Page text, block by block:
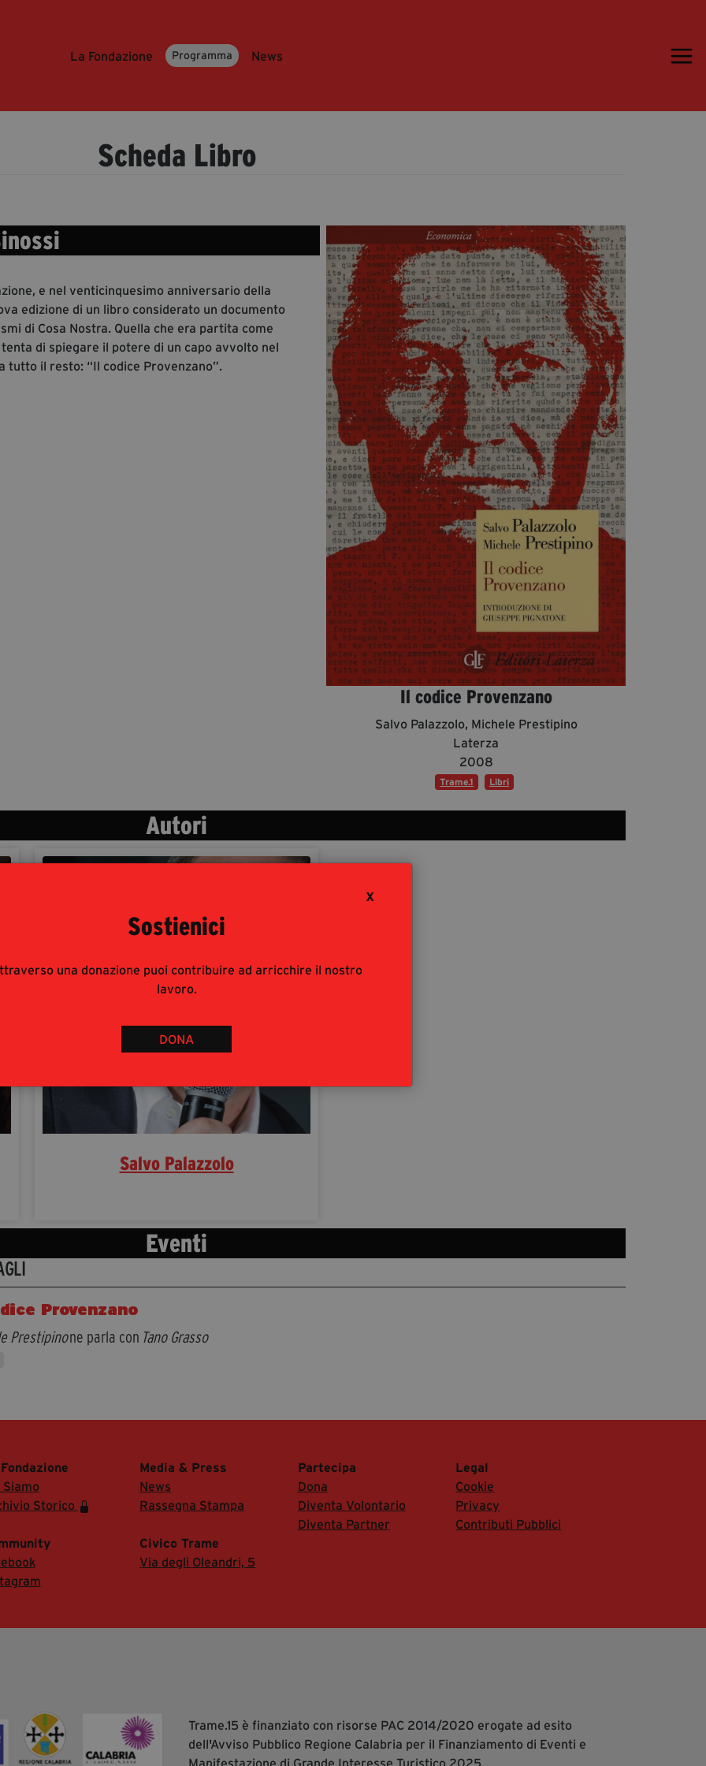
X
Sostienici
una donazione puoi contribuire ad arricchire il nostro
lavoro.
DONA
La Fondazione Programma News
Ospiti
News & Kit
Accrediti Stampa
Cartella Stampa
Rassegna Stampa
Partecipa
Diventa Partner
Dona
Fondazione Trame
Chi Siamo
Civico Trame
#Trameascuola
Visioni Civiche
Mostra 3D - Visioni Civiche
Il Diritto di Essere
Archivio Storico
Contatti
info@tramefestival.it
+39 346 954 4078
Scheda Libro
e nel venticinquesimo anniversario della
edizione di un libro considerato un documento
di Cosa Nostra. Quella che era partita come
di spiegare il potere di un capo avvolto nel
tutto il resto: “Il codice Provenzano”.
Il codice Provenzano
Salvo Palazzolo, Michele Prestipino
Laterza
2008
Trame.1 Libri
Autori
Salvo Palazzolo
Eventi
Provenzano
Prestipinone parla con Tano Grasso
Siamo
Storico
Media & Press
News
Rassegna Stampa
Partecipa
Dona
Diventa Volontario
Diventa Partner
Legal
Cookie
Privacy
Contributi Pubblici
Civico Trame
Via degli Oleandri, 5
Trame.15 è finanziato con risorse PAC 2014/2020 erogate ad esito
dell'Avviso Pubblico Regione Calabria per il Finanziamento di Eventi e
Manifestazione di Grande Interesse Turistico 2025.